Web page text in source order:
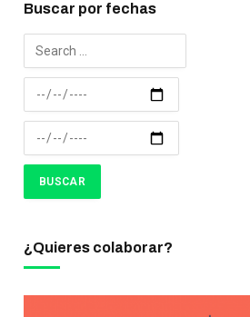
Buscar por fechas
¿Quieres colaborar?